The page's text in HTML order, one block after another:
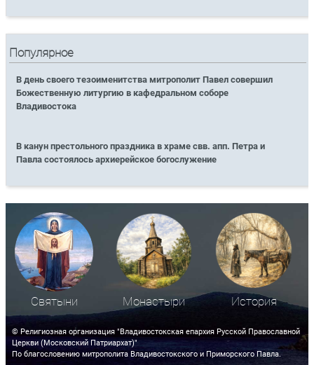
Популярное
В день своего тезоименитства митрополит Павел совершил
Божественную литургию в кафедральном соборе
Владивостока
В канун престольного праздника в храме свв. апп. Петра и
Павла состоялось архиерейское богослужение
Святыни Монастыри История
© Религиозная организация "Владивостокская епархия Русской Православной
Церкви (Московский Патриархат)"
По благословению митрополита Владивостокского и Приморского Павла.